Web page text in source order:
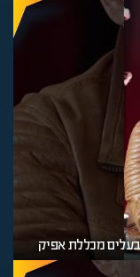
מכללת אפיק